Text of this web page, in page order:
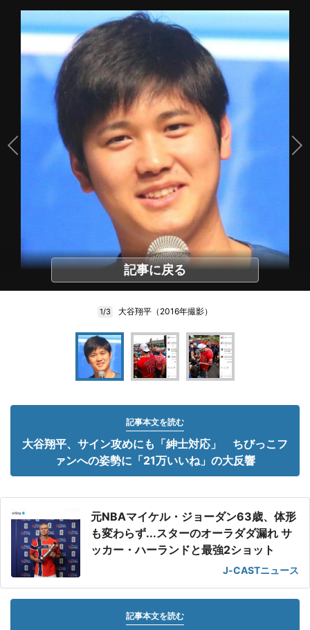
記事に戻る
1/3 大谷翔平（2016年撮影）
記事本文を読む
大谷翔平、サイン攻めにも「紳士対応」 ちびっこフ
ァンへの姿勢に「21万いいね」の大反響
元NBAマイケル・ジョーダン63歳、体形
も変わらず...スターのオーラダダ漏れ サ
ッカー・ハーランドと最強2ショット
J-CASTニュース
記事本文を読む